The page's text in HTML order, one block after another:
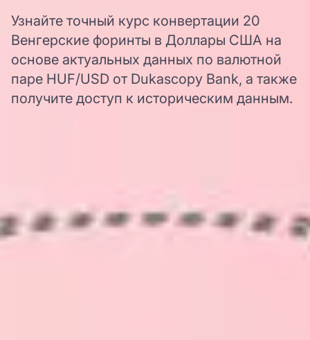
Узнайте точный курс конвертации 20
Венгерские форинты в Доллары США на
основе актуальных данных по валютной
паре HUF/USD от Dukascopy Bank, а также
получите доступ к историческим данным.